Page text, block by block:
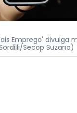
Emprego' divulga
Secop Suzano)